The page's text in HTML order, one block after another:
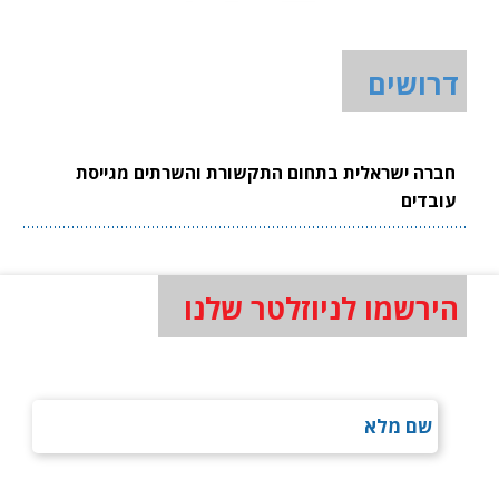
דרושים
חברה ישראלית בתחום התקשורת והשרתים מגייסת
עובדים
הירשמו לניוזלטר שלנו